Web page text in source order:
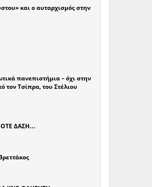
και ο αυταρχισμός στην
πανεπιστήμια – όχι στην
τον Τσίπρα, του Στέλιου
ΔΑΣΗ…